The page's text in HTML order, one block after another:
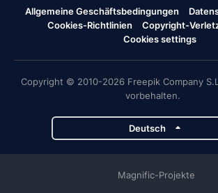
Allgemeine Geschäftsbedingungen
Cookies-Richtlinien
Copyright-
Cookies settings
Copyright © 2010-2026 Freepik Company
vorbehalten.
Deutsch
Magnific-Projekte